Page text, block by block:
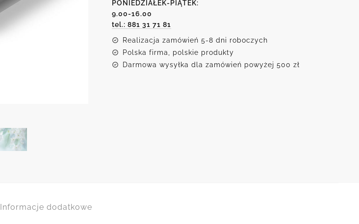
PONIEDZIAŁEK-PIĄTEK:
9.00-16.00
tel.: 881 31 71 81
Realizacja zamówień 5-8 dni roboczych
Polska firma, polskie produkty
Darmowa wysyłka dla zamówień powyżej 500 zł
Informacje dodatkowe